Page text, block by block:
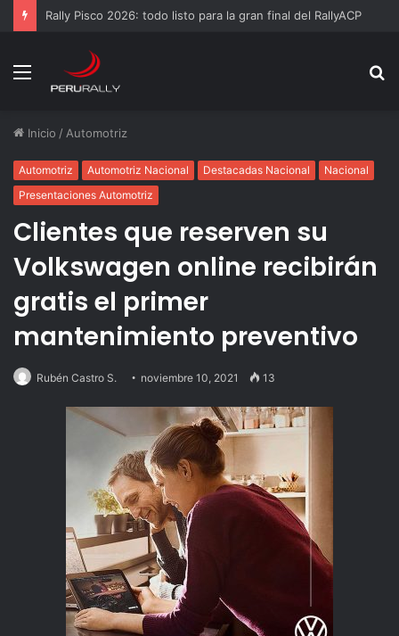
Rally Pisco 2026: todo listo para la gran final del RallyACP
Menú
Inicio / Automotriz
Automotriz Automotriz Nacional Destacadas Nacional
Nacional
Presentaciones Automotriz
Clientes que reserven su
Volkswagen online recibirán
gratis el primer
mantenimiento preventivo
Rubén Castro S. noviembre 10, 2021 13